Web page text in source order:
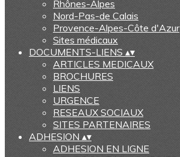
Rhônes-Alpes
Nord-Pas-de Calais
Provence-Alpes-Côte d'Azur
Sites médicaux
DOCUMENTS-LIENS ▴▾
ARTICLES MEDICAUX
BROCHURES
LIENS
URGENCE
RESEAUX SOCIAUX
SITES PARTENAIRES
ADHESION ▴▾
ADHESION EN LIGNE